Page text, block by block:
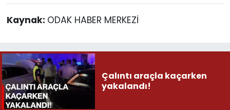
Kaynak: ODAK HABER MERKEZİ
Çalıntı araçla kaçarken
yakalandı!